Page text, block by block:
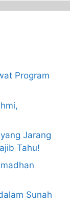
Program
Jarang
Tahu!
Sunah